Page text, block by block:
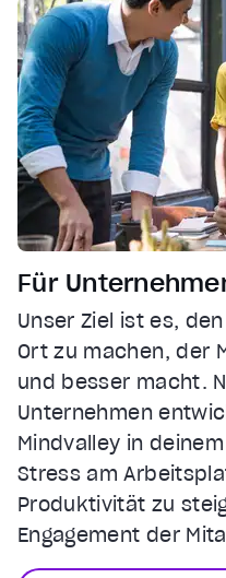
Für
Unser Ziel ist es,
Ort zu machen, der
und besser macht.
Unternehmen
Mindvalley in
Stress am
Produktivität zu
Engagement der